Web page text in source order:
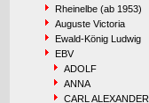
Rheinelbe (ab 1953)
Auguste Victoria
Ewald-König Ludwig
EBV
ADOLF
ANNA
CARL ALEXANDER